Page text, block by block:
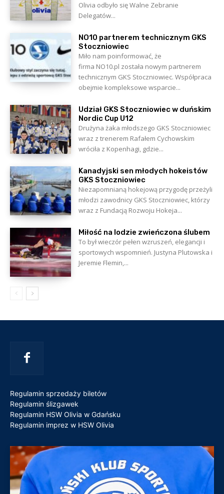
Olivia odbyło się Walne Zebranie
Delegatów...
NO10 partnerem technicznym GKS
Stoczniowiec
Miło nam poinformować, że
firma NO10.pl została nowym partnerem
technicznym GKS Stoczniowiec. Współpraca
obejmie kompleksowe wsparcie...
Udział GKS Stoczniowiec w duńskim
Nordic Cup U12
Drużyna żaka młodszego GKS Stoczniowiec
wraz z trenerem Rafałem Cychowskim
wróciła z Kopenhagi, gdzie...
Kanadyjski sen młodych hokeistów
GKS Stoczniowiec
Niezapomnianą hokejową przygodę przeżyli
młodzi zawodnicy GKS Stoczniowiec, którzy
wraz z Fundacją Rozwoju Hokeja...
Miłość na lodzie zwieńczona ślubem
To był wieczór pełen wzruszeń, elegancji i
sportowych wspomnień. Justyna Plutowska i
Jeremie Flemin,...
Regulamin sprzedaży biletów
Regulamin ślizgawek
Regulamin HSW Olivia w Gdańsku
Regulamin imprez w HSW Olivia